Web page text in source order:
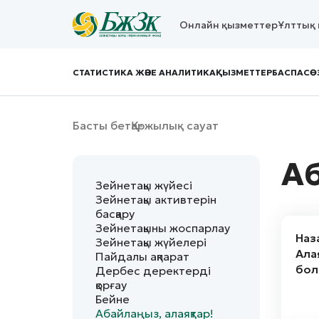
Онлайн қызметтерҰлттық
СТАТИСТИКА ЖӘНЕ АНАЛИТИКАҚЫЗМЕТТЕР
Басты бетҚаржылық сауат
Зейнетақы жүйесі
Зейнетақы активтерін
басқару
Зейнетақыны жоспарлау
Зейнетақы жүйелері
Пайдалы ақпарат
Дербес деректерді
қорғау
Бейне
Абайлаңыз, алаяқтар!